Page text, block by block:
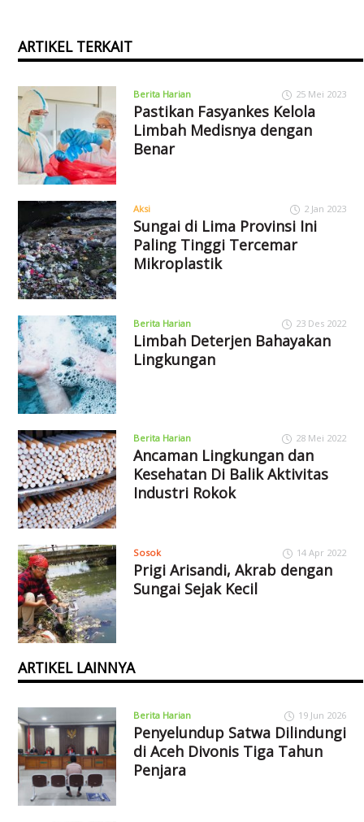
ARTIKEL TERKAIT
Berita Harian 25 Mei 2023
Pastikan Fasyankes Kelola
Limbah Medisnya dengan
Benar
Aksi 2 Jan 2023
Sungai di Lima Provinsi Ini
Paling Tinggi Tercemar
Mikroplastik
Berita Harian 23 Des 2022
Limbah Deterjen Bahayakan
Lingkungan
Berita Harian 28 Mei 2022
Ancaman Lingkungan dan
Kesehatan Di Balik Aktivitas
Industri Rokok
Sosok 14 Apr 2022
Prigi Arisandi, Akrab dengan
Sungai Sejak Kecil
ARTIKEL LAINNYA
Berita Harian 19 Jun 2026
Penyelundup Satwa Dilindungi
di Aceh Divonis Tiga Tahun
Penjara